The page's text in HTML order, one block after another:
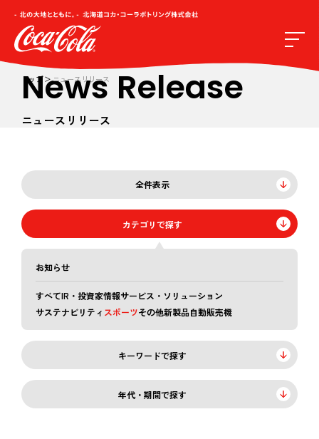
トップ ニュースリリース
News Release
ニュースリリース
全件表示
カテゴリで探す
お知らせ
すべてIR・投資家情報サービス・ソリューション
サステナビリティ スポーツその他新製品自動販売機
キーワードで探す
年代・期間で探す